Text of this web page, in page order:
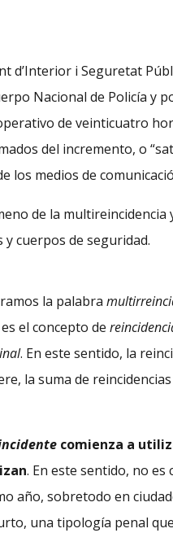
d’Interior i Seguretat
Nacional de Policía y
de veinticuatro
del incremento, o
los medios de
de la multireincidencia
cuerpos de seguridad.
la palabra
el concepto de
. En este sentido, la
la suma de
comienza a
. En este sentido, no
año, sobretodo en
una tipología penal